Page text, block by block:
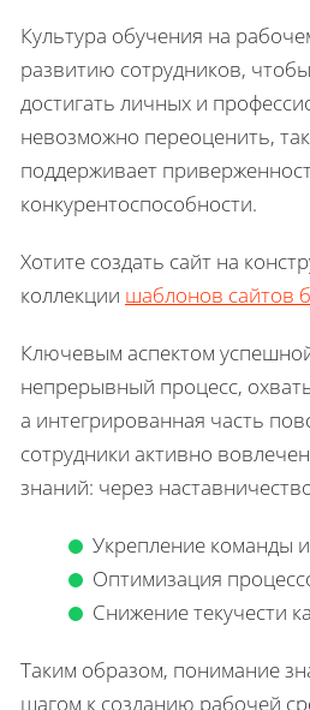
Культура обучения на
развитию сотрудников,
достигать личных и
невозможно переоценить,
поддерживает
конкурентоспособности.
Хотите создать сайт на
коллекции шаблонов сайтов
Ключевым аспектом
непрерывный процесс,
а интегрированная часть
сотрудники активно
знаний: через
Укрепление команды
Оптимизация
Снижение текучести
Таким образом, понимание
шагом к созданию рабочей